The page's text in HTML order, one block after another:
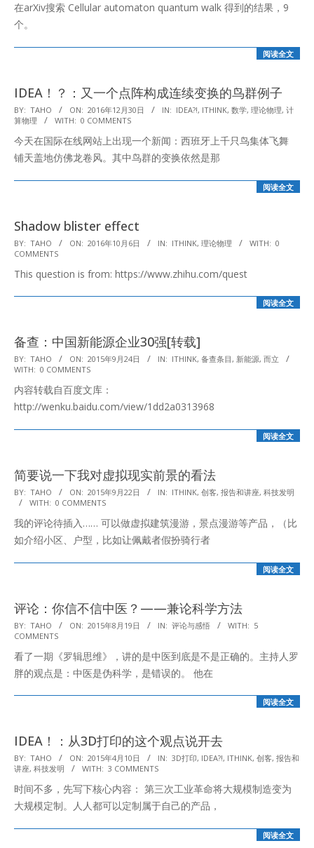
13
在arXiv搜索 Cellular automaton quantum walk 得到的结果，9
个。
阅读全文
IDEA！？：又一个点阵构成连续变换的鸟群例子
2016-
12-
30
BY: TAHO ON: 2016年12月30日 IN: IDEA?!, ITHINK, 数学, 理论物理, 计
算物理
WITH: 0 COMMENTS
今天在国际在线网站上出现一个新闻：西班牙上千只鸟集体飞舞
铺天盖地仿佛龙卷风。其中鸟群的变换依然是那
阅读全文
Shadow blister effect
2016-
10-
06
BY: TAHO ON: 2016年10月6日 IN: ITHINK, 理论物理 WITH: 0
COMMENTS
This question is from: https://www.zhihu.com/quest
阅读全文
备查：中国新能源企业30强[转载]
2015-
09-
24
BY: TAHO ON: 2015年9月24日 IN: ITHINK, 备查条目, 新能源, 而立
WITH: 0 COMMENTS
内容转载自百度文库：
http://wenku.baidu.com/view/1dd2a0313968
阅读全文
简要说一下我对虚拟现实前景的看法
2015-
09-
22
BY: TAHO ON: 2015年9月22日 IN: ITHINK, 创客, 报告和讲座, 科技发明
WITH: 0 COMMENTS
我的评论待插入…… 可以做虚拟建筑漫游，景点漫游等产品，（比
如介绍小区、户型，比如让佩戴者假扮骑行者
阅读全文
评论：你信不信中医？——兼论科学方法
2015-
08-
19
BY: TAHO ON: 2015年8月19日 IN: 评论与感悟 WITH: 5
COMMENTS
看了一期《罗辑思维》，讲的是中医到底是不是正确的。主持人罗
胖的观点是：中医是伪科学，是错误的。 他在
阅读全文
IDEA！：从3D打印的这个观点说开去
2015-
04-
10
BY: TAHO ON: 2015年4月10日 IN: 3D打印, IDEA?!, ITHINK, 创客, 报告和
讲座, 科技发明 WITH: 3 COMMENTS
时间不多，先写下核心内容： 第三次工业革命将大规模制造变为
大规模定制。人人都可以定制属于自己的产品，
阅读全文